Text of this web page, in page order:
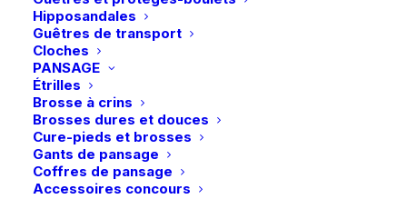
Hipposandales
Guêtres de transport
Cloches
PANSAGE
Étrilles
Brosse à crins
Brosses dures et douces
Cure-pieds et brosses
Gants de pansage
Coffres de pansage
Accessoires concours